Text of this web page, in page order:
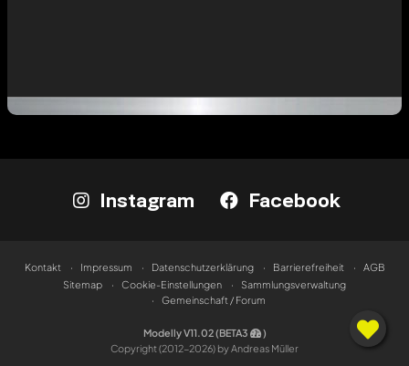
Instagram Facebook
Kontakt Impressum Datenschutzerklärung Barrierefreiheit
AGB
Sitemap
Cookie-Einstellungen
Sammlungsverwaltung
Gemeinschaft / Forum
Modelly V11.02 (BETA3
)
Copyright (2012-2026) by Andreas Müller